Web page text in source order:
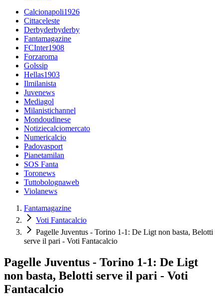
Calcionapoli1926
Cittaceleste
Derbyderbyderby
Fantamagazine
FCInter1908
Forzaroma
Golssip
Hellas1903
Ilmilanista
Juvenews
Mediagol
Milanistichannel
Mondoudinese
Notiziecalciomercato
Numericalcio
Padovasport
Pianetamilan
SOS Fanta
Toronews
Tuttobolognaweb
Violanews
Fantamagazine
Voti Fantacalcio
Pagelle Juventus - Torino 1-1: De Ligt non basta, Belotti
serve il pari - Voti Fantacalcio
Pagelle Juventus - Torino 1-1: De Ligt
non basta, Belotti serve il pari - Voti
Fantacalcio